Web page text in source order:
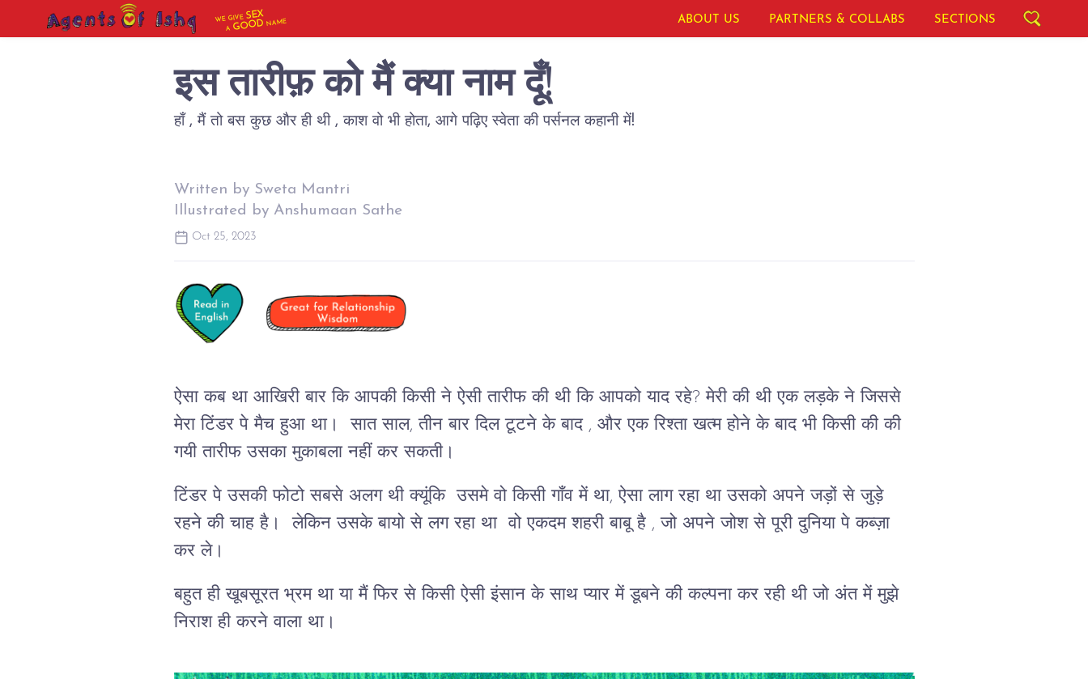
WE GIVESEX
AGOOD NAME ABOUT US PARTNERS & COLLABS SECTIONS
इस तारीफ़ को मैं क्या नाम दूँ!
हाँ , मैं तो बस कुछ और ही थी , काश वो भी होता, आगे पढ़िए स्वेता की पर्सनल कहानी में!
Written by Sweta Mantri
Illustrated by Anshumaan Sathe
Oct 25, 2023
ऐसा कब था आखिरी बार कि आपकी किसी ने ऐसी तारीफ की थी कि आपको याद रहे? मेरी की थी एक लड़के ने जिससे
मेरा टिंडर पे मैच हुआ था। सात साल, तीन बार दिल टूटने के बाद , और एक रिश्ता खत्म होने के बाद भी किसी की की
गयी तारीफ उसका मुकाबला नहीं कर सकती।
टिंडर पे उसकी फोटो सबसे अलग थी क्यूंकि उसमे वो किसी गाँव में था, ऐसा लाग रहा था उसको अपने जड़ों से जुड़े
रहने की चाह है। लेकिन उसके बायो से लग रहा था वो एकदम शहरी बाबू है , जो अपने जोश से पूरी दुनिया पे कब्ज़ा
कर ले।
बहुत ही खूबसूरत भ्रम था या मैं फिर से किसी ऐसी इंसान के साथ प्यार में डूबने की कल्पना कर रही थी जो अंत में मुझे
निराश ही करने वाला था।